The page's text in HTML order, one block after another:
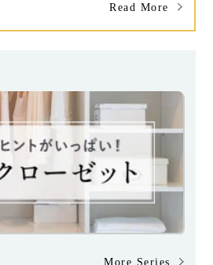
Read More
More Series